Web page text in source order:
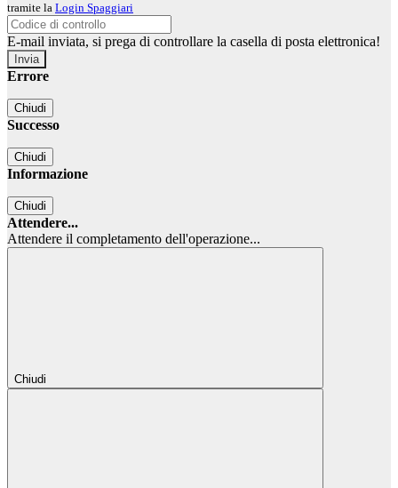
tramite la Login Spaggiari
E-mail inviata, si prega di controllare la casella di posta elettronica!
Errore
Chiudi
Successo
Chiudi
Informazione
Chiudi
Attendere...
Attendere il completamento dell'operazione...
Chiudi